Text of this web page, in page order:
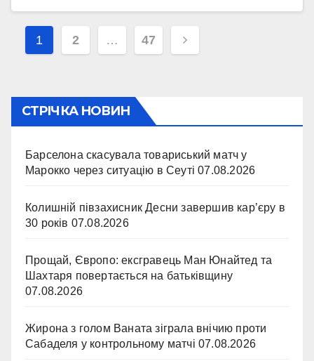
Навігація
записів
1 2 … 47
СТРІЧКА НОВИН
Барселона скасувала товариський матч у
Марокко через ситуацію в Сеуті 07.08.2026
Колишній півзахисник Десни завершив кар’єру в
30 років 07.08.2026
Прощай, Європо: ексгравець Ман Юнайтед та
Шахтаря повертається на батьківщину
07.08.2026
Жирона з голом Ваната зіграла внічию проти
Сабаделя у контрольному матчі 07.08.2026